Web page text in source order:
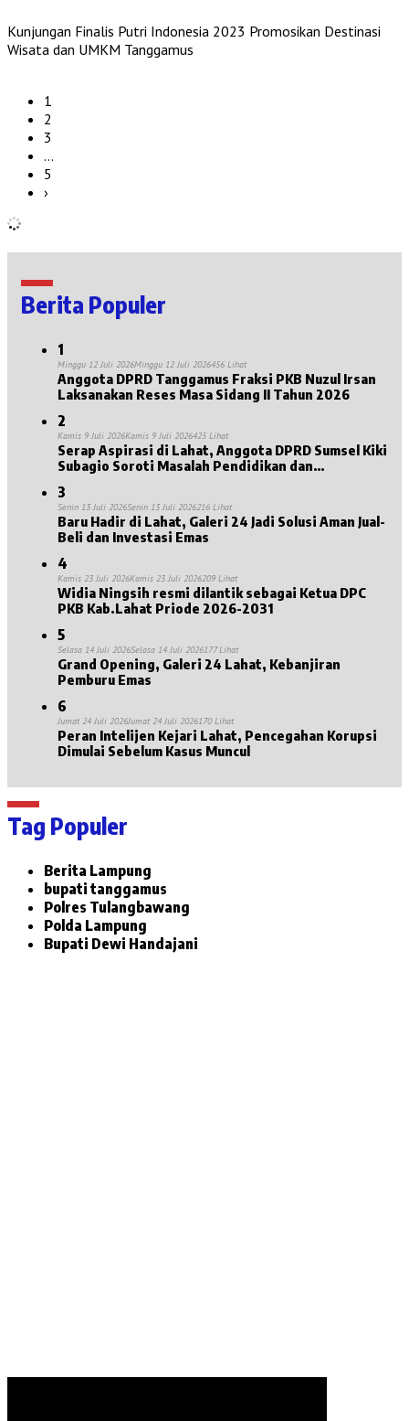
Kunjungan Finalis Putri Indonesia 2023 Promosikan Destinasi
Wisata dan UMKM Tanggamus
1
2
3
…
5
›
Berita Populer
1
Minggu 12 Juli 2026Minggu 12 Juli 2026456 Lihat
Anggota DPRD Tanggamus Fraksi PKB Nuzul Irsan
Laksanakan Reses Masa Sidang II Tahun 2026
2
Kamis 9 Juli 2026Kamis 9 Juli 2026425 Lihat
Serap Aspirasi di Lahat, Anggota DPRD Sumsel Kiki
Subagio Soroti Masalah Pendidikan dan
3
Senin 13 Juli 2026Senin 13 Juli 2026216 Lihat
Baru Hadir di Lahat, Galeri 24 Jadi Solusi Aman Jual-
Beli dan Investasi Emas
4
Kamis 23 Juli 2026Kamis 23 Juli 2026209 Lihat
Widia Ningsih resmi dilantik sebagai Ketua DPC
PKB Kab.Lahat Priode 2026-2031
5
Selasa 14 Juli 2026Selasa 14 Juli 2026177 Lihat
Grand Opening, Galeri 24 Lahat, Kebanjiran
Pemburu Emas
6
Jumat 24 Juli 2026Jumat 24 Juli 2026170 Lihat
Peran Intelijen Kejari Lahat, Pencegahan Korupsi
Dimulai Sebelum Kasus Muncul
Tag Populer
Berita Lampung
bupati tanggamus
Polres Tulangbawang
Polda Lampung
Bupati Dewi Handajani